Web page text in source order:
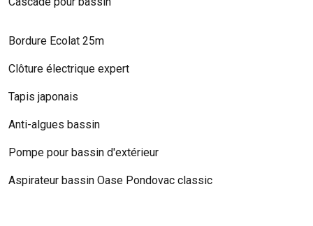
Bordure Ecolat 25m
Clôture électrique expert
Tapis japonais
Anti-algues bassin
Pompe pour bassin d'extérieur
Aspirateur bassin Oase Pondovac classic